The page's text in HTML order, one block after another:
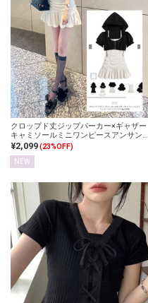
クロップド丈ジップパーカー×ギャザー
キャミソールミニワンピースアンサンブ
ル
¥2,099(23%OFF)
NEW